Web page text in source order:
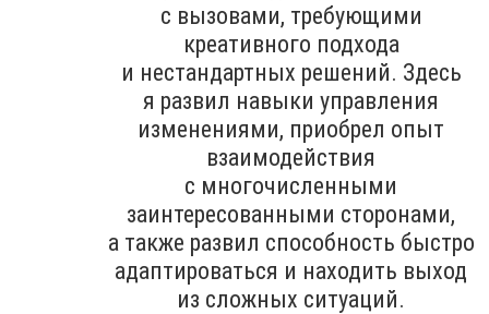
с вызовами, требующими
креативного подхода
и нестандартных решений. Здесь
я развил навыки управления
изменениями, приобрел опыт
взаимодействия
с многочисленными
заинтересованными сторонами,
а также развил способность быстро
адаптироваться и находить выход
из сложных ситуаций.